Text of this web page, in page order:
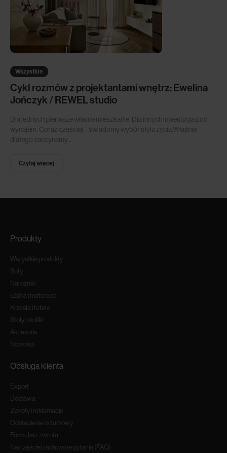
Wszystkie
Cykl rozmów z projektantami wnętrz: Ewelina
Jończyk / REWEL studio
Dla jednych pierwsze własne mieszkanie. Dla innych inwestycja pod
wynajem. Coraz częściej – świadomy wybór stylu życia.Właśnie
dlatego zaczynamy...
Czytaj więcej
Produkty
Wszystkie produkty
Sofy
Narożniki
Łóżka i materace
Krzesła i fotele
Stoły i stoliki
Akcesoria
Nowości
Obsługa klienta
Export
Dostawa
Zwroty i reklamacje
Odstapienie od umowy
Formularz zwrotu
Najczęściej zadawane pytania (FAQ)